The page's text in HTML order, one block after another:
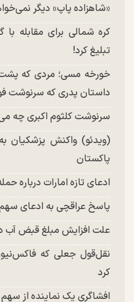
«شاهزاده پاپ» دیگر
کره شمالی برای مقابله
تبلیغ کرد!
خورخه مسی؛ مردی که
داستان پدری که سرنوشت
سرنوشت کلثوم اکبری چه
(ویدئو) واکنش پزشکیان
پاکستان
ادعای تازه امارات درباره
پاسخ عراقچی به ادعای سهم ۱۱ درصدی ایران از
علت افزایش مبلغ قبض آب
نقل‌قول جعلی که
کرد
افشاگری یک نماینده از سهم